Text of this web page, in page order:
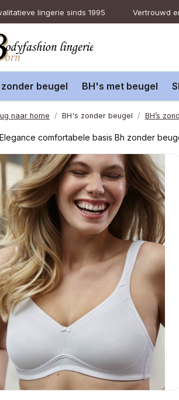
lingerie sinds 1995 Vertrouwd
beugel BH's met beugel
naar home BH's zonder beugel BH’s
comfortabele basis Bh zonder